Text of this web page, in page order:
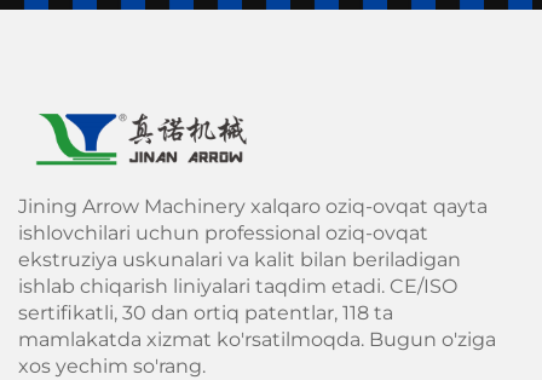
Jining Arrow Machinery xalqaro oziq-ovqat qayta
ishlovchilari uchun professional oziq-ovqat
ekstruziya uskunalari va kalit bilan beriladigan
ishlab chiqarish liniyalari taqdim etadi. CE/ISO
sertifikatli, 30 dan ortiq patentlar, 118 ta
mamlakatda xizmat ko'rsatilmoqda. Bugun o'ziga
xos yechim so'rang.